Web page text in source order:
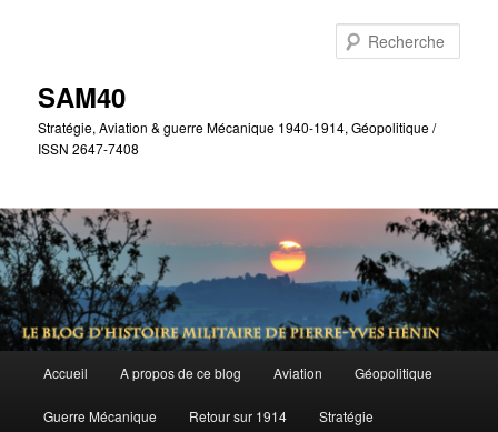
SAM40
Stratégie, Aviation & guerre Mécanique 1940-1914, Géopolitique /
ISSN 2647-7408
principal
Accueil A propos de ce blog Aviation Géopolitique
Guerre Mécanique Retour sur 1914 Stratégie